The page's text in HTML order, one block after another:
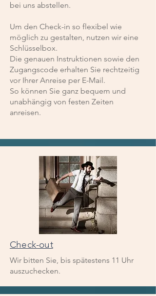
bei uns abstellen.
Um den Check-in so flexibel wie
möglich zu gestalten, nutzen wir eine
Schlüsselbox.
Die genauen Instruktionen sowie den
Zugangscode erhalten Sie rechtzeitig
vor Ihrer Anreise per E-Mail.
So können Sie ganz bequem und
unabhängig von festen Zeiten
anreisen.
Check-out
Wir bitten Sie, bis spätestens 11 Uhr
auszuchecken.